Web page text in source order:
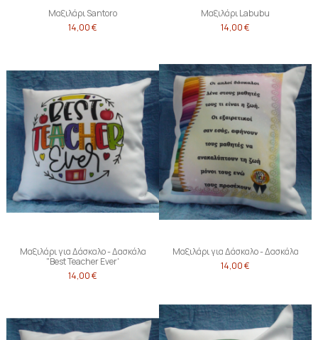
Μαξιλάρι Santoro
14,00 €
Μαξιλάρι Labubu
14,00 €
Μαξιλάρι για Δάσκαλο - Δασκάλα
"Best Teacher Ever'
14,00 €
Μαξιλάρι για Δάσκαλο - Δασκάλα
14,00 €